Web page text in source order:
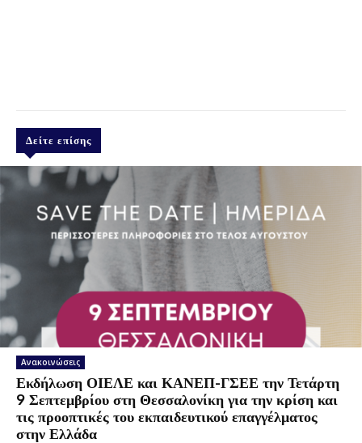
Δείτε επίσης
Ανακοινώσεις
Εκδήλωση ΟΙΕΛΕ και ΚΑΝΕΠ-ΓΣΕΕ την Τετάρτη
9 Σεπτεμβρίου στη Θεσσαλονίκη για την κρίση και
τις προοπτικές του εκπαιδευτικού επαγγέλματος
στην Ελλάδα